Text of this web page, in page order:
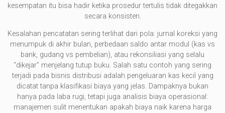
kesempatan itu bisa hadir ketika prosedur tertulis tidak ditegakkan
secara konsisten.
Kesalahan pencatatan sering terlihat dari pola: jurnal koreksi yang
menumpuk di akhir bulan, perbedaan saldo antar modul (kas vs
bank, gudang vs pembelian), atau rekonsiliasi yang selalu
“dikejar” menjelang tutup buku. Salah satu contoh yang sering
terjadi pada bisnis distribusi adalah pengeluaran kas kecil yang
dicatat tanpa klasifikasi biaya yang jelas. Dampaknya bukan
hanya pada laba rugi, tetapi juga analisis biaya operasional:
manajemen sulit menentukan apakah biaya naik karena harga